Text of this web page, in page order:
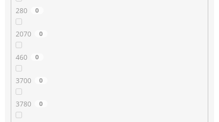
280 0
2070 0
460 0
3700 0
3780 0